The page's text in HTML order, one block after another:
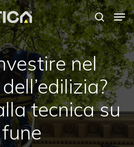
search
nel
tecnica su
fune
Close
Menu